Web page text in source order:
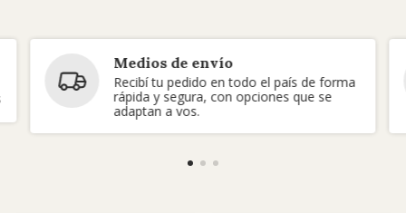
Medios de envío
Recibí tu pedido en todo el país de forma
rápida y segura, con opciones que se
adaptan a vos.